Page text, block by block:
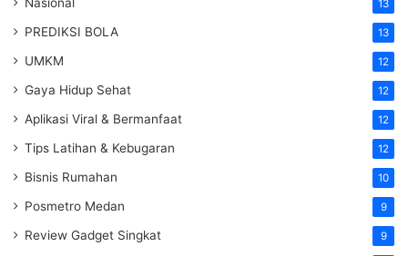
13
PREDIKSI BOLA 13
UMKM 12
Gaya Hidup Sehat 12
Aplikasi Viral & Bermanfaat 12
Tips Latihan & Kebugaran 12
Bisnis Rumahan 10
Posmetro Medan 9
Review Gadget Singkat 9